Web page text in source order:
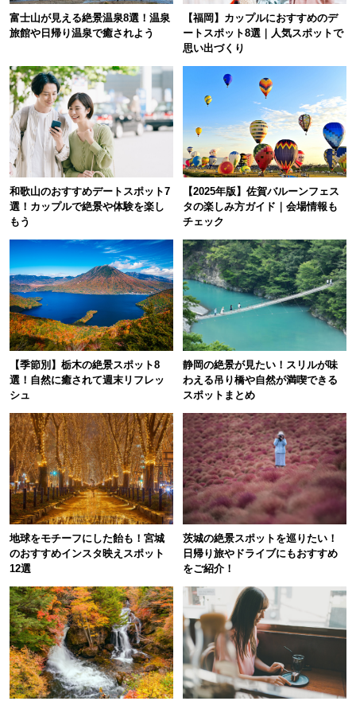
富士山が見える絶景温泉8選！温泉
旅館や日帰り温泉で癒されよう
【福岡】カップルにおすすめのデ
ートスポット8選｜人気スポットで
思い出づくり
和歌山のおすすめデートスポット7
選！カップルで絶景や体験を楽し
もう
【2025年版】佐賀バルーンフェス
タの楽しみ方ガイド｜会場情報も
チェック
【季節別】栃木の絶景スポット8
選！自然に癒されて週末リフレッ
シュ
静岡の絶景が見たい！スリルが味
わえる吊り橋や自然が満喫できる
スポットまとめ
地球をモチーフにした飴も！宮城
のおすすめインスタ映えスポット
12選
茨城の絶景スポットを巡りたい！
日帰り旅やドライブにもおすすめ
をご紹介！